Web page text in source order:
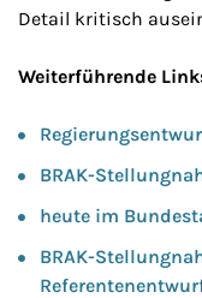
Detail kritisch
Weiterführende
BRAK-
heute im
BRAK-